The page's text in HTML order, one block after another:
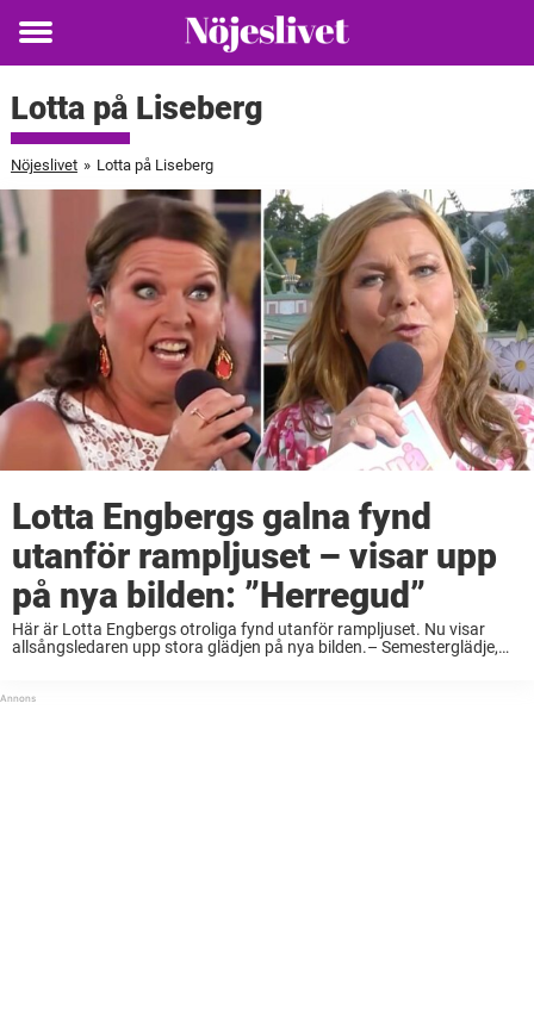
Toggle
Lotta på Liseberg
Nöjeslivet » Lotta på Liseberg
Lotta Engbergs galna fynd
utanför rampljuset – visar upp
på nya bilden: ”Herregud”
Här är Lotta Engbergs otroliga fynd utanför rampljuset. Nu visar
allsångsledaren upp stora glädjen på nya bilden.– Semesterglädje,